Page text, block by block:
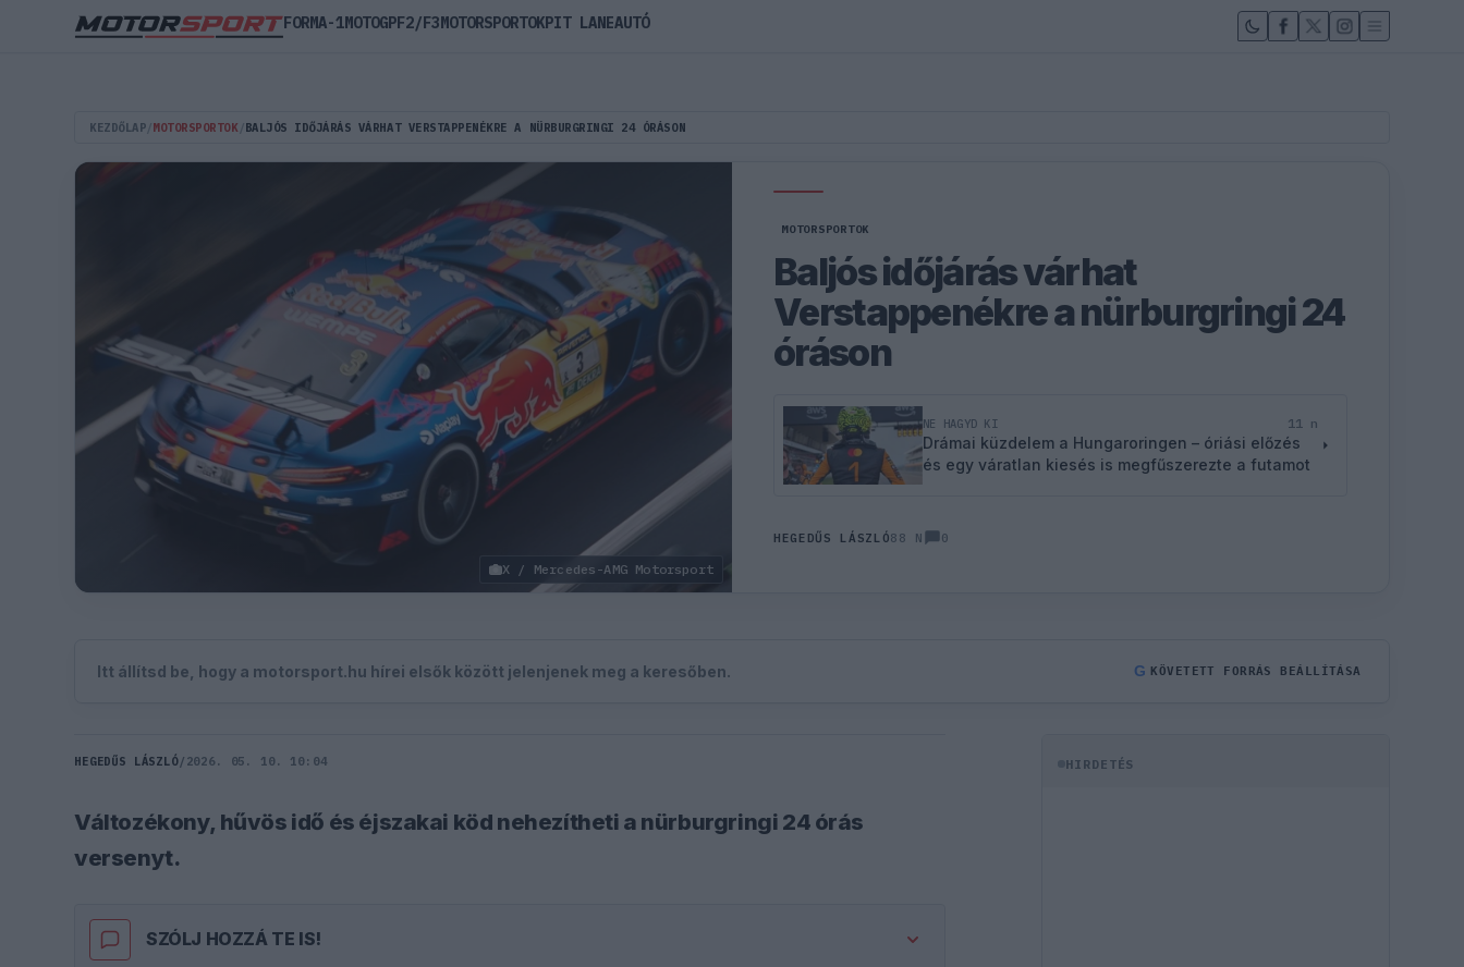
KEZDŐLAP MOTORSPORTOK BALJÓS IDŐJÁRÁS VÁRHAT VERSTAPPENÉKRE A NÜRBURGRINGI 24 ÓRÁSON
X / Mercedes-AMG Motorsport
MOTORSPORTOK
Baljós időjárás várhat
Verstappenékre a nürburgringi 24
óráson
NE HAGYD KI 11 n
Drámai küzdelem a Hungaroringen – óriási előzés
és egy váratlan kiesés is megfűszerezte a futamot
HEGEDŰS LÁSZLÓ88 N 0
Itt állítsd be, hogy a motorsport.hu hírei elsők között jelenjenek meg a keresőben. G KÖVETETT FORRÁS BEÁLLÍTÁSA
HEGEDŰS LÁSZLÓ/ 2026. 05. 10. 10:04
Változékony, hűvös idő és éjszakai köd nehezítheti a nürburgringi 24 órás
versenyt.
SZÓLJ HOZZÁ TE IS!
HIRDETÉS
FORMA-1MOTOGPF2/F3MOTORSPORTOKPIT LANEAUTÓ